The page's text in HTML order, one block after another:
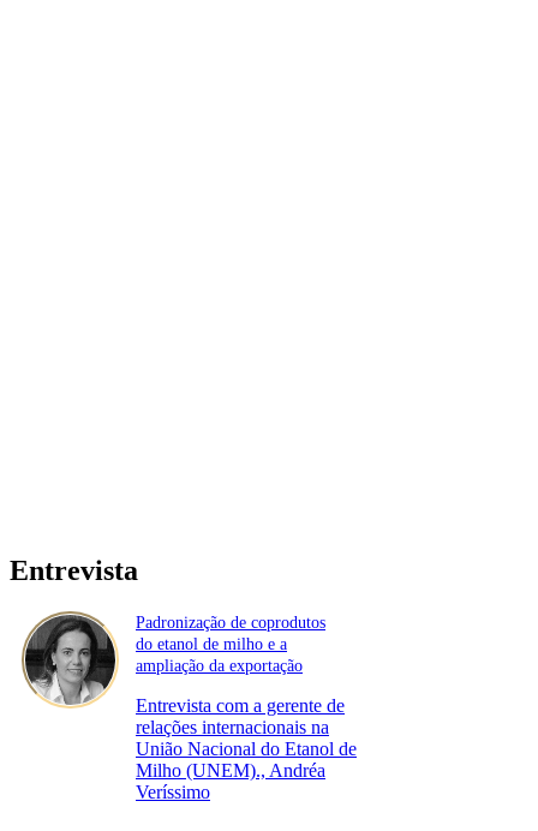
Entrevista
Padronização de coprodutos
do etanol de milho e a
ampliação da exportação
Entrevista com a gerente de
relações internacionais na
União Nacional do Etanol de
Milho (UNEM)., Andréa
Veríssimo